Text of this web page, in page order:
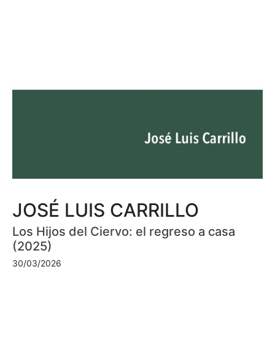
JOSÉ LUIS CARRILLO
Los Hijos del Ciervo: el regreso a casa
(2025)
30/03/2026